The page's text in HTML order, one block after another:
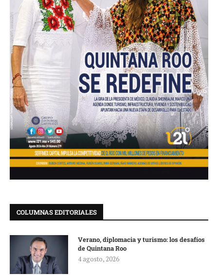
COLUMNAS EDITORIALES
Verano, diplomacia y turismo: los desafíos
de Quintana Roo
4 agosto, 2026